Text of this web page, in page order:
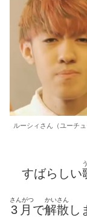
ルーシィさん（ユーチュ
すばらしい
3月
さんがつ
で解散
かいさん
し